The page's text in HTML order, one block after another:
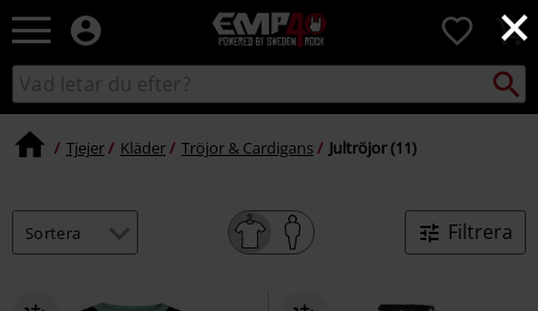
×
EMP
-
Musik,
TV
&
Alternativt
Mode
0
Sök
i
Sök
Tjejer Kläder Tröjor & Cardigans Jultröjor (11)
Filtrera